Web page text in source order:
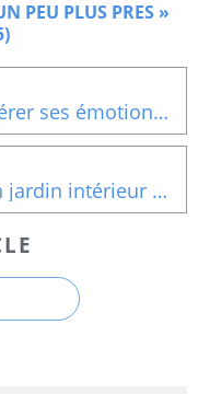
PEU PLUS PRES »
Extraits du livre : Comment gérer ses émotions Le bonheur Vivre, simplement
Métaphores pour cultiver son jardin intérieur Cicatriser son cœur : La voie royale du pardon.